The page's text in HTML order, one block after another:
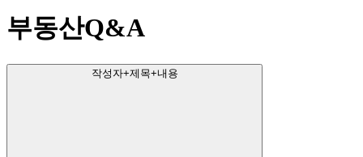
부동산Q&A
작성자+제목+내용